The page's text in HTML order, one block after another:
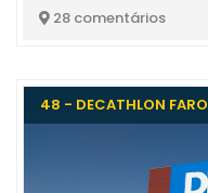
28 comentários
48 - DECATHLON FARO